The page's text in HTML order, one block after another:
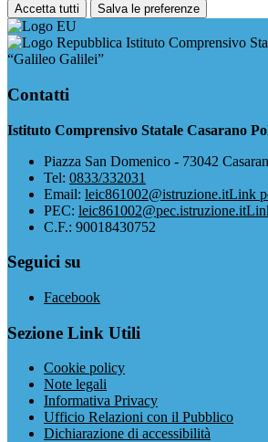
Accetta tutti Salva le preferenze
Istituto Comprensivo
“Galileo Galilei”
Contatti
Istituto Comprensivo Statale Casarano
Piazza San Domenico - 73042
Tel: 0833/332031
Email: leic861002@istruzione.itLink
PEC: leic861002@pec.istruzione.it
C.F.: 90018430752
Seguici su
Facebook
Sezione Link Utili
Cookie policy
Note legali
Informativa Privacy
Ufficio Relazioni con il Pubblico
Dichiarazione di accessibilità